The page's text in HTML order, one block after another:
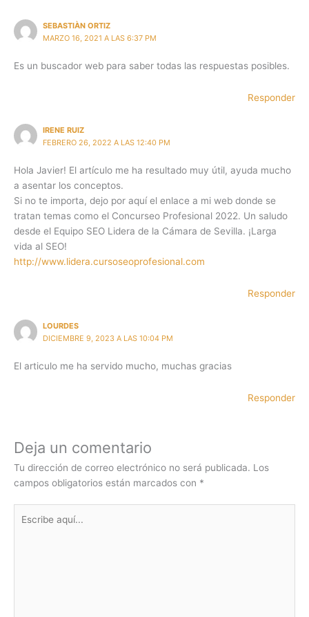
SEBASTIÀN ORTIZ
MARZO 16, 2021 A LAS 6:37 PM
Es un buscador web para saber todas las respuestas posibles.
Responder
IRENE RUIZ
FEBRERO 26, 2022 A LAS 12:40 PM
Hola Javier! El artículo me ha resultado muy útil, ayuda mucho
a asentar los conceptos.
Si no te importa, dejo por aquí el enlace a mi web donde se
tratan temas como el Concurseo Profesional 2022. Un saludo
desde el Equipo SEO Lidera de la Cámara de Sevilla. ¡Larga
vida al SEO!
http://www.lidera.cursoseoprofesional.com
Responder
LOURDES
DICIEMBRE 9, 2023 A LAS 10:04 PM
El articulo me ha servido mucho, muchas gracias
Responder
Deja un comentario
Tu dirección de correo electrónico no será publicada. Los
campos obligatorios están marcados con *
aquí...